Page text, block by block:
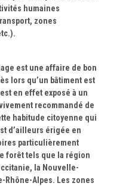
humaines
zones
est une affaire de bon
lors qu’un bâtiment est
en effet exposé à un
recommandé de
habitude citoyenne qui
d’ailleurs érigée en
particulièrement
forêt tels que la région
la Nouvelle-
Rhône-Alpes. Les zones